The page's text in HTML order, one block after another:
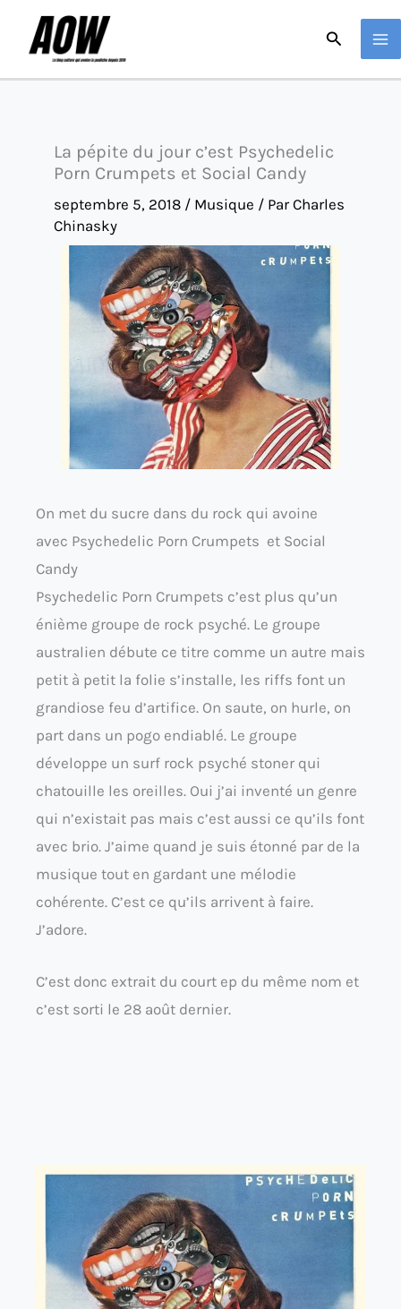
La pépite du jour c’est Psychedelic
Porn Crumpets et Social Candy
septembre 5, 2018 / Musique / ParCharles
Chinasky
On met du sucre dans du rock qui avoine
avec Psychedelic Porn Crumpets et Social
Candy
Psychedelic Porn Crumpets c’est plus qu’un
énième groupe de rock psyché. Le groupe
australien débute ce titre comme un autre mais
petit à petit la folie s’installe, les riffs font un
grandiose feu d’artifice. On saute, on hurle, on
part dans un pogo endiablé. Le groupe
développe un surf rock psyché stoner qui
chatouille les oreilles. Oui j’ai inventé un genre
qui n’existait pas mais c’est aussi ce qu’ils font
avec brio. J’aime quand je suis étonné par de la
musique tout en gardant une mélodie
cohérente. C’est ce qu’ils arrivent à faire.
J’adore.
C’est donc extrait du court ep du même nom et
c’est sorti le 28 août dernier.